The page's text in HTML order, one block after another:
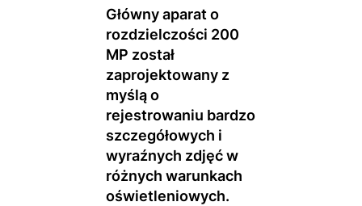
Główny aparat o
rozdzielczości 200
MP został
zaprojektowany z
myślą o
rejestrowaniu bardzo
szczegółowych i
wyraźnych zdjęć w
różnych warunkach
oświetleniowych.